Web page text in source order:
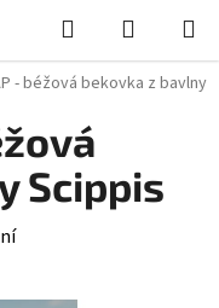
Hledat
KOŠÍK
- béžová bekovka z bavlny
Scippis